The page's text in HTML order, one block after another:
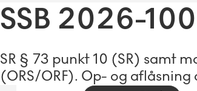
SSB 2026-
SR § 73 punkt 10 (SR) samt
(ORS/ORF). Op- og aflåsning